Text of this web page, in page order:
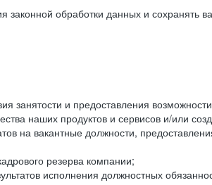
обработки данных и сохранять
и предоставления
наших продуктов и сервисов и/или
на вакантные должности,
резерва компании;
исполнения должностных